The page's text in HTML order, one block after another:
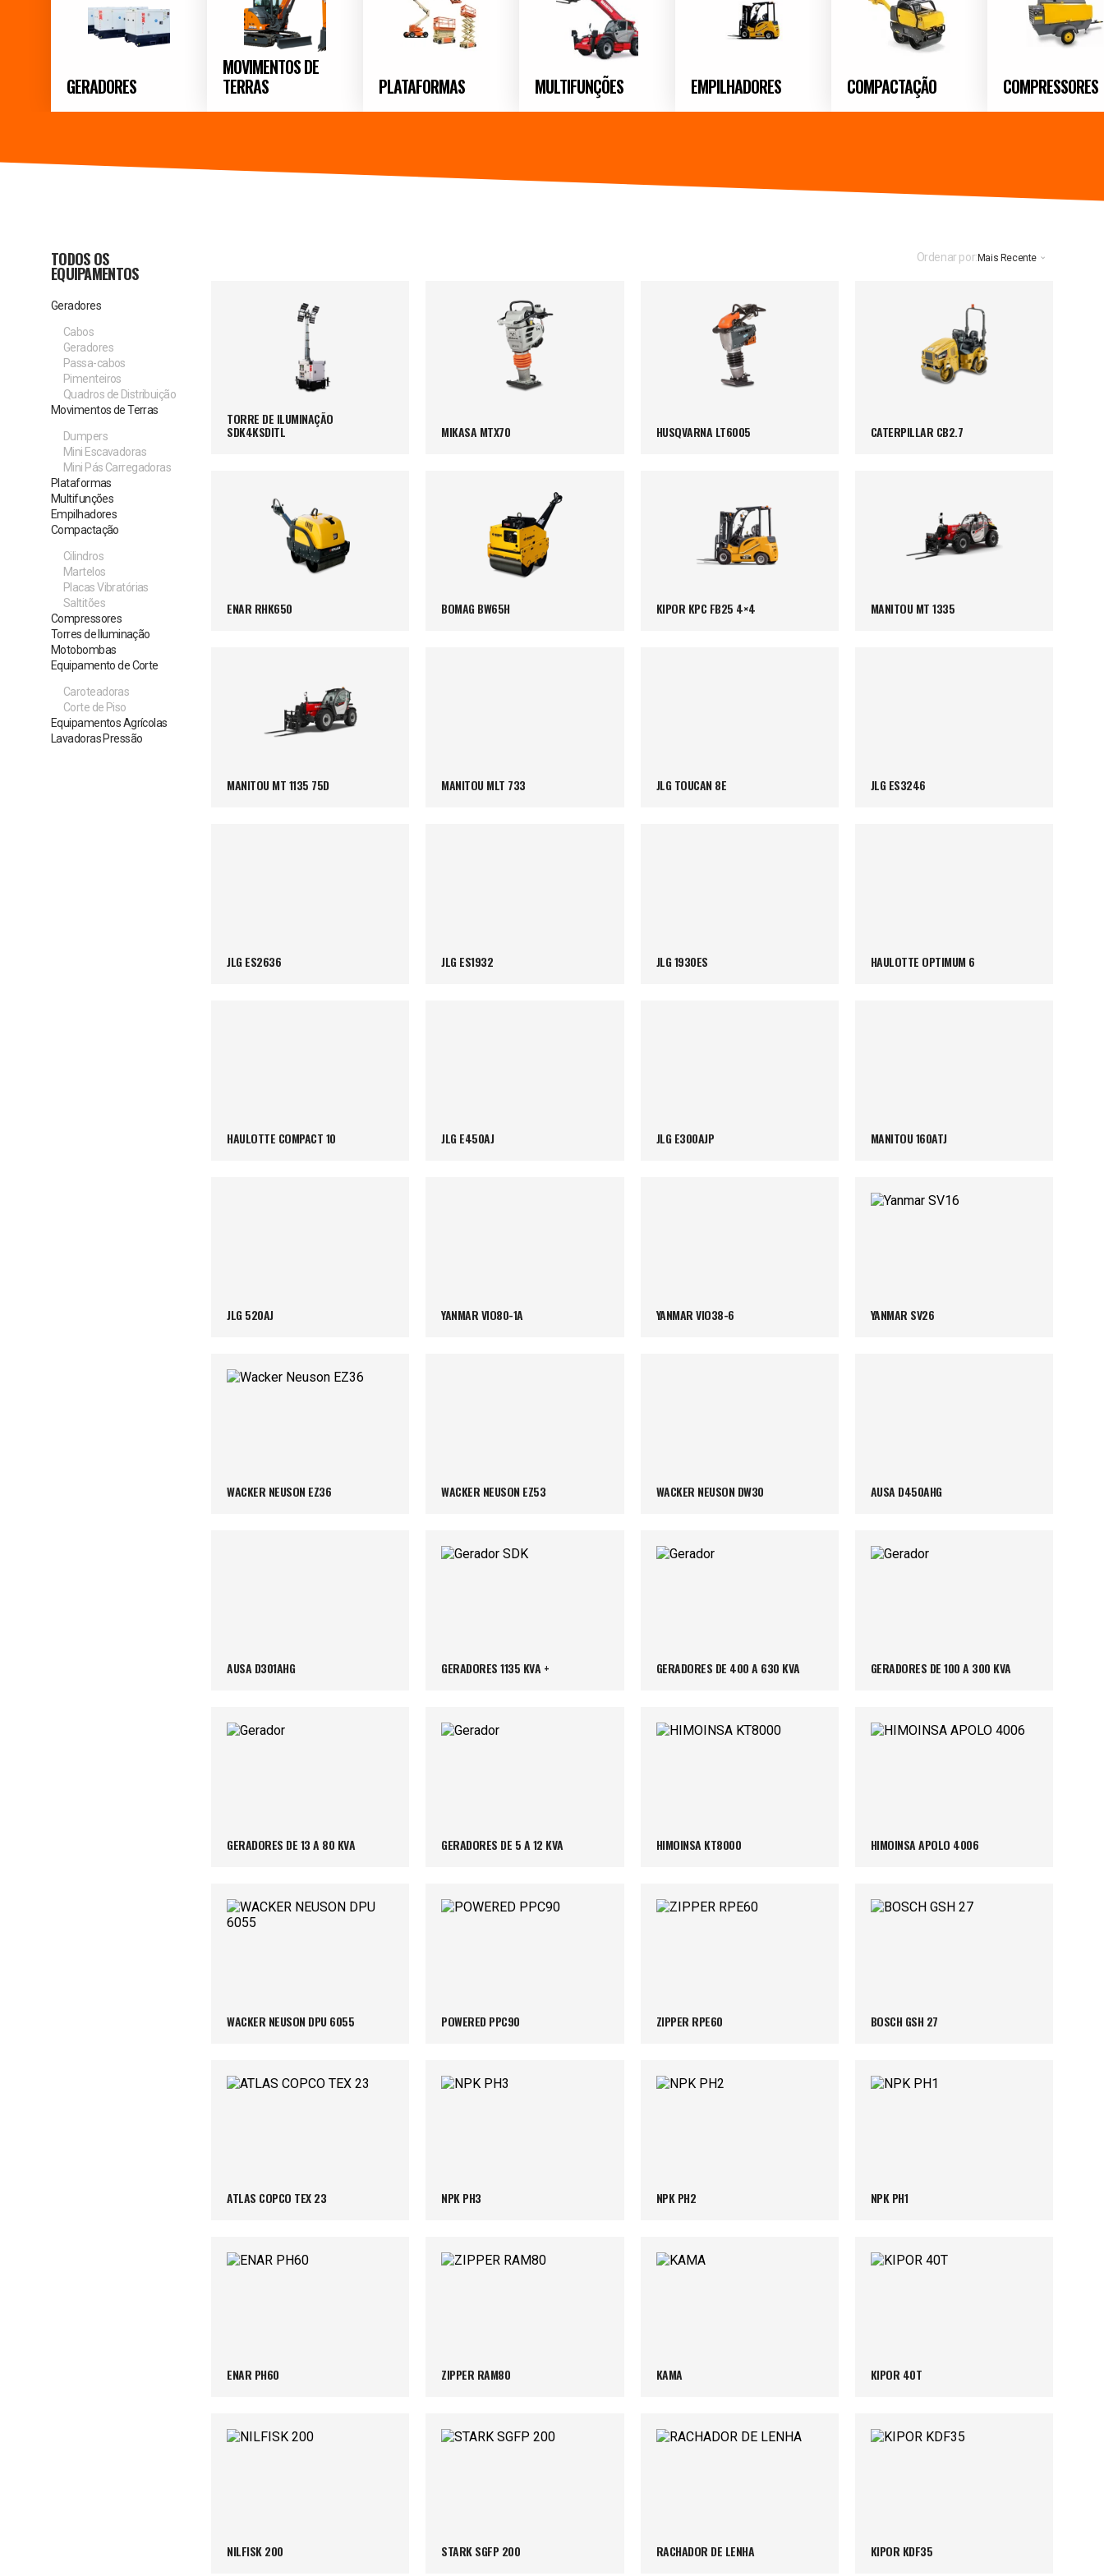
GERADORES
MOVIMENTOS DE
TERRAS
PLATAFORMAS MULTIFUNÇÕES EMPILHADORES COMPACTAÇÃO COMPRESSORES
TODOS OS
EQUIPAMENTOS
Geradores
Cabos
Geradores
Passa-cabos
Pimenteiros
Quadros de Distribuição
Movimentos de Terras
Dumpers
Mini Escavadoras
Mini Pás Carregadoras
Plataformas
Multifunções
Empilhadores
Compactação
Cilindros
Martelos
Placas Vibratórias
Saltitões
Compressores
Torres de Iluminação
Motobombas
Equipamento de Corte
Caroteadoras
Corte de Piso
Equipamentos Agrícolas
Lavadoras Pressão
Ordenar por: Mais Recente
TORRE DE ILUMINAÇÃO
SDK4KSDITL MIKASA MTX70 HUSQVARNA LT6005 CATERPILLAR CB2.7
ENAR RHK650 BOMAG BW65H KIPOR KPC FB25 4×4 MANITOU MT 1335
MANITOU MT 1135 75D MANITOU MLT 733 JLG TOUCAN 8E JLG ES3246
JLG ES2636 JLG ES1932 JLG 1930ES HAULOTTE OPTIMUM 6
HAULOTTE COMPACT 10 JLG E450AJ JLG E300AJP MANITOU 160ATJ
JLG 520AJ YANMAR VIO80-1A YANMAR VIO38-6 YANMAR SV26
WACKER NEUSON EZ36 WACKER NEUSON EZ53 WACKER NEUSON DW30 AUSA D450AHG
AUSA D301AHG GERADORES 1135 KVA + GERADORES DE 400 A 630 KVA GERADORES DE 100 A 300 KVA
GERADORES DE 13 A 80 KVA GERADORES DE 5 A 12 KVA HIMOINSA KT8000 HIMOINSA APOLO 4006
WACKER NEUSON DPU 6055 POWERED PPC90 ZIPPER RPE60 BOSCH GSH 27
ATLAS COPCO TEX 23 NPK PH3 NPK PH2 NPK PH1
ENAR PH60 ZIPPER RAM80 KAMA KIPOR 40T
NILFISK 200 STARK SGFP 200 RACHADOR DE LENHA KIPOR KDF35